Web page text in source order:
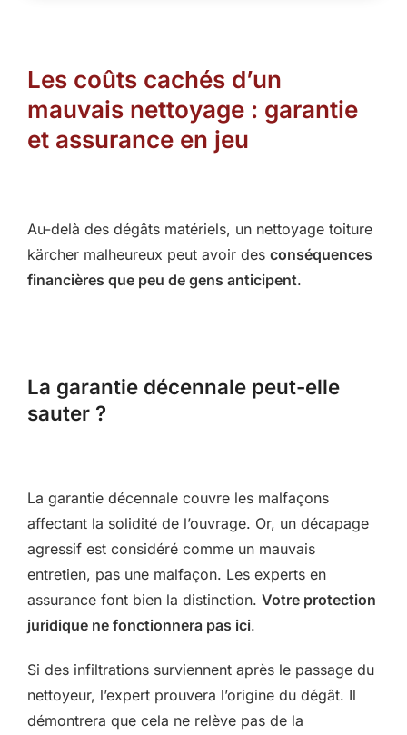
Les coûts cachés d’un
mauvais nettoyage : garantie
et assurance en jeu
Au-delà des dégâts matériels, un nettoyage toiture
kärcher malheureux peut avoir des conséquences
financières que peu de gens anticipent.
La garantie décennale peut-elle
sauter ?
La garantie décennale couvre les malfaçons
affectant la solidité de l’ouvrage. Or, un décapage
agressif est considéré comme un mauvais
entretien, pas une malfaçon. Les experts en
assurance font bien la distinction. Votre protection
juridique ne fonctionnera pas ici.
Si des infiltrations surviennent après le passage du
nettoyeur, l’expert prouvera l’origine du dégât. Il
démontrera que cela ne relève pas de la